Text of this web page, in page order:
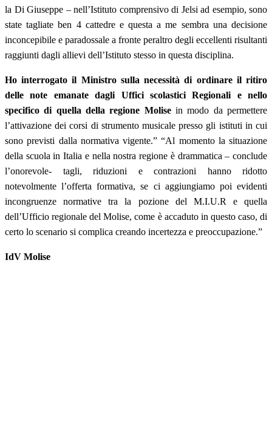
la Di Giuseppe – nell’Istituto comprensivo di Jelsi ad esempio, sono
state tagliate ben 4 cattedre e questa a me sembra una decisione
inconcepibile e paradossale a fronte peraltro degli eccellenti risultanti
raggiunti dagli allievi dell’Istituto stesso in questa disciplina.
Ho interrogato il Ministro sulla necessità di ordinare il ritiro
delle note emanate dagli Uffici scolastici Regionali e nello
specifico di quella della regione Molisein modo da permettere
l’attivazione dei corsi di strumento musicale presso gli istituti in cui
sono previsti dalla normativa vigente.” “Al momento la situazione
della scuola in Italia e nella nostra regione è drammatica – conclude
l’onorevole- tagli, riduzioni e contrazioni hanno ridotto
notevolmente l’offerta formativa, se ci aggiungiamo poi evidenti
incongruenze normative tra la pozione del M.I.U.R e quella
dell’Ufficio regionale del Molise, come è accaduto in questo caso, di
certo lo scenario si complica creando incertezza e preoccupazione.”
IdV Molise